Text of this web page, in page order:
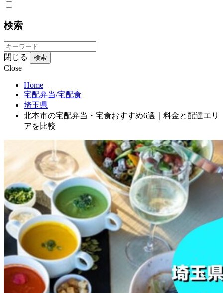
検索
閉じる 検索
Close
Home
宅配弁当/宅配食
埼玉県
北本市の宅配弁当・宅食おすすめ6選｜料金と配達エリ
アを比較